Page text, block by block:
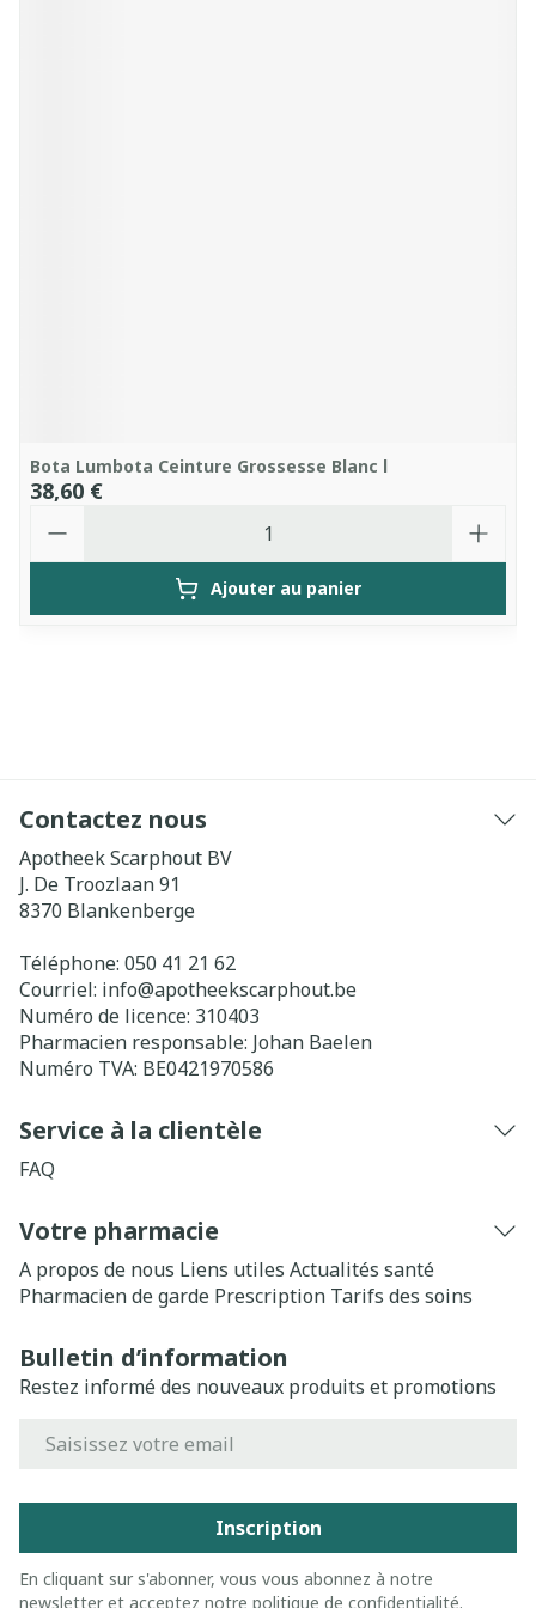
Bota Lumbota Ceinture Grossesse Blanc l
38,60 €
Ajouter au panier
Contactez nous
Apotheek Scarphout BV
J. De Troozlaan 91
8370 Blankenberge
Téléphone: 050 41 21 62
Courriel: info@apotheekscarphout.be
Numéro de licence: 310403
Pharmacien responsable: Johan Baelen
Numéro TVA: BE0421970586
Service à la clientèle
FAQ
Votre pharmacie
A propos de nous Liens utiles Actualités santé
Pharmacien de garde Prescription Tarifs des soins
Bulletin d’information
Restez informé des nouveaux produits et promotions
Inscription
En cliquant sur s'abonner, vous vous abonnez à notre
newsletter et acceptez notre politique de confidentialité.